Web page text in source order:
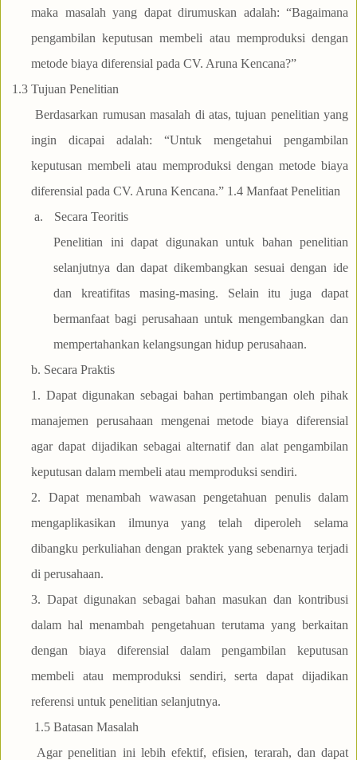
maka masalah yang dapat dirumuskan adalah: “Bagaimana
pengambilan keputusan membeli atau memproduksi dengan
metode biaya diferensial pada CV. Aruna Kencana?”
1.3 Tujuan Penelitian
Berdasarkan rumusan masalah di atas, tujuan penelitian yang
ingin dicapai adalah: “Untuk mengetahui pengambilan
keputusan membeli atau memproduksi dengan metode biaya
diferensial pada CV. Aruna Kencana.” 1.4 Manfaat Penelitian
a.
Secara Teoritis
Penelitian ini dapat digunakan untuk bahan penelitian
selanjutnya dan dapat dikembangkan sesuai dengan ide
dan kreatifitas masing-masing. Selain itu juga dapat
bermanfaat bagi perusahaan untuk mengembangkan dan
mempertahankan kelangsungan hidup perusahaan.
b. Secara Praktis
1. Dapat digunakan sebagai bahan pertimbangan oleh pihak
manajemen perusahaan mengenai metode biaya diferensial
agar dapat dijadikan sebagai alternatif dan alat pengambilan
keputusan dalam membeli atau memproduksi sendiri.
2. Dapat menambah wawasan pengetahuan penulis dalam
mengaplikasikan ilmunya yang telah diperoleh selama
dibangku perkuliahan dengan praktek yang sebenarnya terjadi
di perusahaan.
3. Dapat digunakan sebagai bahan masukan dan kontribusi
dalam hal menambah pengetahuan terutama yang berkaitan
dengan biaya diferensial dalam pengambilan keputusan
membeli atau memproduksi sendiri, serta dapat dijadikan
referensi untuk penelitian selanjutnya.
1.5 Batasan Masalah
Agar penelitian ini lebih efektif, efisien, terarah, dan dapat